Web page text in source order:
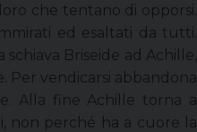
che tentano di opporsi.
ed esaltati da tutti.
Briseide ad Achille,
Per vendicarsi abbandona
Alla fine Achille torna a
non perché ha a cuore la